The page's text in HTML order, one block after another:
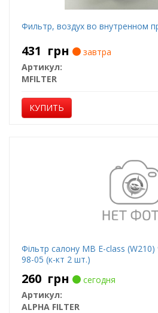
Фильтр, воздух во внутренном
431 грн
завтра
Артикул:
MFILTER
КУПИТЬ
Фільтр салону MB E-class
98-05 (к-кт 2 шт.)
260 грн
сегодня
Артикул:
ALPHA FILTER